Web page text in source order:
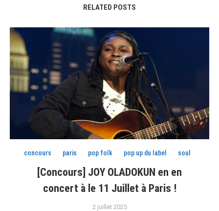
RELATED POSTS
concours paris pop folk pop up du label soul
[Concours] JOY OLADOKUN en en
concert à le 11 Juillet à Paris !
2 juillet 2025